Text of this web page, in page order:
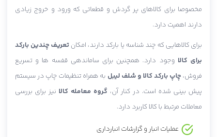
مخصوصا برای کالاهای پر گردش و قطعاتی که ورود و خروج زیادی
دارند اهمیت دارد.
برای کالاهایی که چند شناسه یا بارکد دارند، امکان تعریف چندین بارکد
برای کالا وجود دارد. همچنین برای ساماندهی قفسه ها و تسریع
فروش،چاپ بارکد کالا و شلف لیبل به همراه تنظیمات چاپ در سیستم
پیش بینی شده است. در کنار آن، گروه معامله کالا نیز برای بررسی
معاملات مرتبط با کالا کاربرد دارد.
عملیات انبار و گزارشات انبارداری